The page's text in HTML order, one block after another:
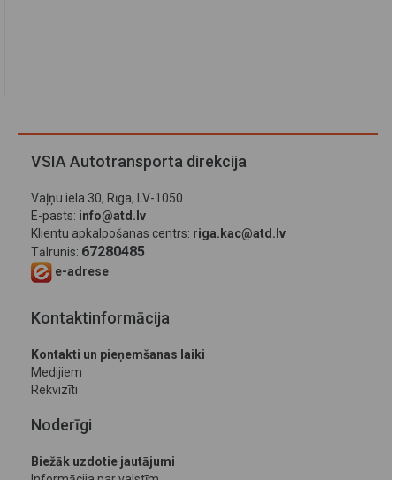
VSIA Autotransporta direkcija
Vaļņu iela 30, Rīga, LV-1050
E-pasts: info@atd.lv
Klientu apkalpošanas centrs: riga.kac@atd.lv
Tālrunis: 67280485
e-adrese
Kontaktinformācija
Kontakti un pieņemšanas laiki
Medijiem
Rekvizīti
Noderīgi
Biežāk uzdotie jautājumi